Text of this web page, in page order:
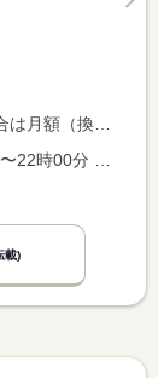
額を表示しています。
交替制（シフト制） 就業時間１ 16時00分〜22時00分 就業時間２ 18時00分〜23時00分 就業時間３ 22時00分〜3時00分 又は 16時00分〜3時00分の時間の間の4時間以上 就業時間に関する特記事項 （４）２３時〜３時 <BR> <BR> ※（１）〜（４）は勤務時間の例です。 <BR> 勤務時間は１６〜３時の間の４時間以上で相談可能です◎
載)